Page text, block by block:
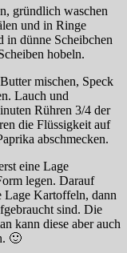
gründlich waschen
und in Ringe
in dünne Scheibchen
hobeln.
mischen, Speck
Lauch und
Rühren 3/4 der
die Flüssigkeit auf
abschmecken.
eine Lage
legen. Darauf
Lage Kartoffeln, dann
sind. Die
kann diese aber auch
🙂